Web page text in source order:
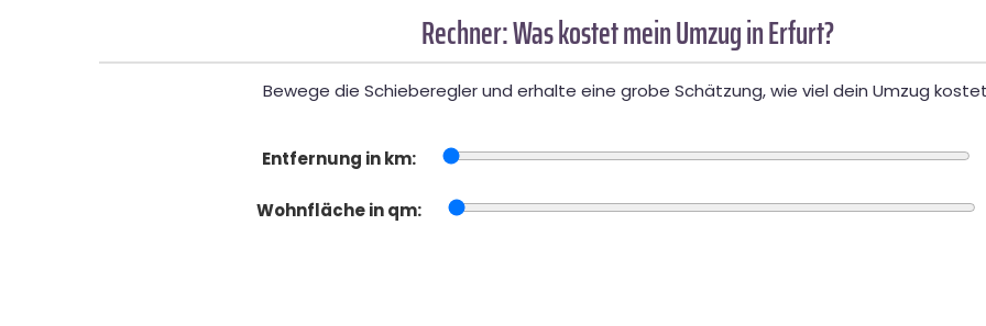
Rechner: Was kostet mein Umzug in Erfurt?
Bewege die Schieberegler und erhalte eine grobe Schätzung, wie viel dein Umzug
Entfernung in km:
Wohnfläche in qm: